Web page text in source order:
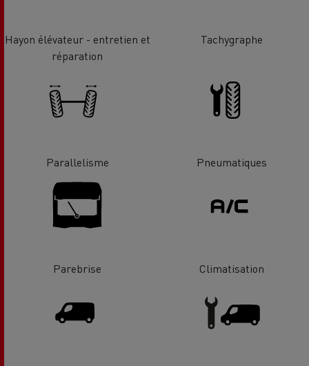
Hayon élévateur - entretien et
réparation
Tachygraphe
Parallelisme Pneumatiques
Parebrise Climatisation